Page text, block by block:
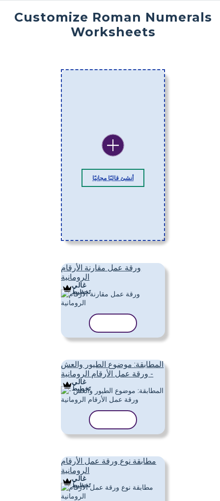
Customize Roman Numerals
Worksheets
أنشئ قالبًا مجانيًا
ورقة عمل مقارنة الأرقام
الرومانية
غالي
تَخطِيط
المطابقة: موضوع الطيور والعش
- ورقة عمل الأرقام الرومانية
غالي
تَخطِيط
مطابقة نوع ورقة عمل الأرقام
الرومانية
غالي
تَخطِيط